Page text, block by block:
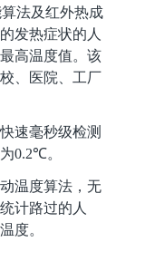
法及红外热成
发热症状的人
高温度值。该
、医院、工厂
速毫秒级检测
0.2℃。
温度算法，无
计路过的人
度。